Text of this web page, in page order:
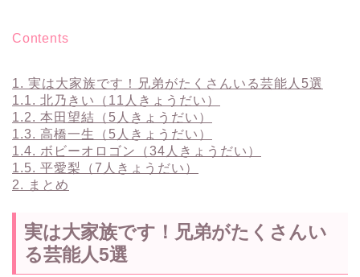
Contents
1. 実は大家族です！兄弟がたくさんいる芸能人5選
1.1. 北乃きい（11人きょうだい）
1.2. 本田望結（5人きょうだい）
1.3. 高橋一生（5人きょうだい）
1.4. ボビーオロゴン（34人きょうだい）
1.5. 平愛梨（7人きょうだい）
2. まとめ
実は大家族です！兄弟がたくさんい
る芸能人5選